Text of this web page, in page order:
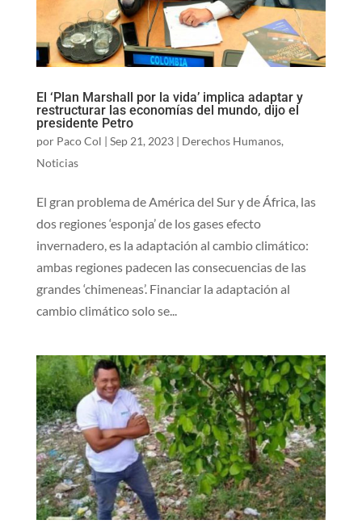
El ‘Plan Marshall por la vida’ implica adaptar y
restructurar las economías del mundo, dijo el
presidente Petro
por Paco Col | Sep 21, 2023| Derechos Humanos,
Noticias
El gran problema de América del Sur y de África, las
dos regiones ‘esponja’ de los gases efecto
invernadero, es la adaptación al cambio climático:
ambas regiones padecen las consecuencias de las
grandes ‘chimeneas’. Financiar la adaptación al
cambio climático solo se...